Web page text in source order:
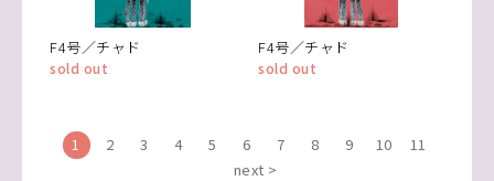
F4号／チャド
sold out
F4号／チャド
sold out
1 2 3 4 5 6 7 8 9 10
11
next >